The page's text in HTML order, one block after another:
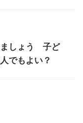
ましょう 子ど
でもよい？